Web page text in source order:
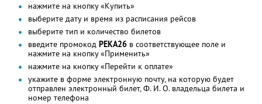
нажмите на кнопку «Купить»
выберите дату и время из расписания рейсов
выберите тип и количество билетов
введите промокод РЕКА26 в соответствующее поле и
нажмите на кнопку «Применить»
нажмите на кнопку «Перейти к оплате»
укажите в форме электронную почту, на которую будет
отправлен электронный билет, Ф. И. О. владельца билета и
номер телефона